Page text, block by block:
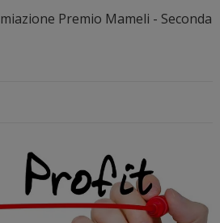
Premio Mameli - Seconda